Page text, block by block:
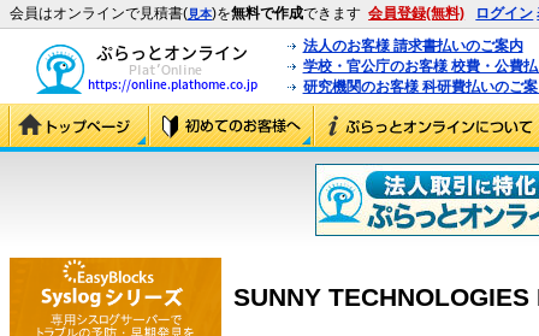
会員はオンラインで見積書(見本)を無料で作成できます 会員登録(無料) ログイン
法人のお客様 請求書払いのご案内
学校・官公庁のお客様 校費・公費
研究機関のお客様 科研費払いのご
SUNNY